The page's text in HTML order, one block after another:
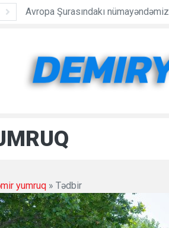
geri çağırıldı - Yeni təyinat Prezident 2
yumruq » Tədbir